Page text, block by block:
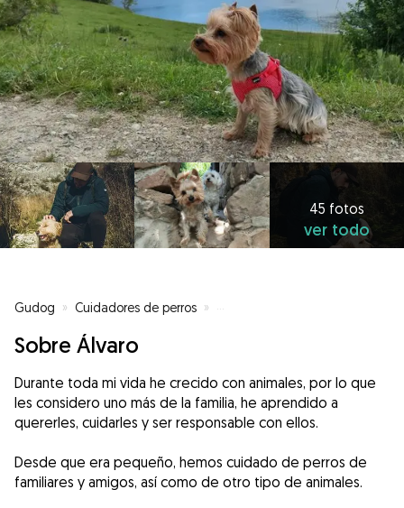
45 fotos
ver todo
Gudog » Cuidadores de perros » Cuidadores de perros en Burgos
Sobre Álvaro
Durante toda mi vida he crecido con animales, por lo que
les considero uno más de la familia, he aprendido a
quererles, cuidarles y ser responsable con ellos.
Desde que era pequeño, hemos cuidado de perros de
familiares y amigos, así como de otro tipo de animales.